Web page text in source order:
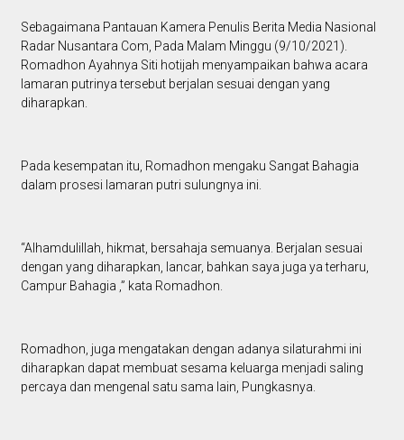
Sebagaimana Pantauan Kamera Penulis Berita Media Nasional
Radar Nusantara Com, Pada Malam Minggu (9/10/2021).
Romadhon Ayahnya Siti hotijah menyampaikan bahwa acara
lamaran putrinya tersebut berjalan sesuai dengan yang
diharapkan.
Pada kesempatan itu, Romadhon mengaku Sangat Bahagia
dalam prosesi lamaran putri sulungnya ini.
“Alhamdulillah, hikmat, bersahaja semuanya. Berjalan sesuai
dengan yang diharapkan, lancar, bahkan saya juga ya terharu,
Campur Bahagia ,” kata Romadhon.
Romadhon, juga mengatakan dengan adanya silaturahmi ini
diharapkan dapat membuat sesama keluarga menjadi saling
percaya dan mengenal satu sama lain, Pungkasnya.